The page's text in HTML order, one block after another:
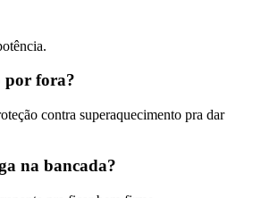
por fora?
contra superaquecimento pra dar
na bancada?